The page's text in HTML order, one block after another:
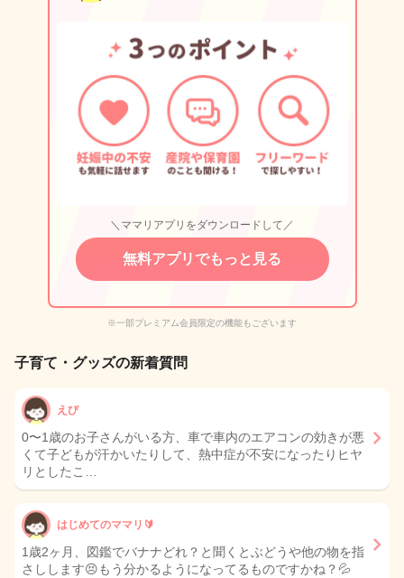
＼ママリアプリをダウンロードして／
無料アプリでもっと見る
※一部プレミアム会員限定の機能もございます
子育て・グッズの新着質問
えび
0〜1歳のお子さんがいる方、車で車内のエアコンの効きが悪
くて子どもが汗かいたりして、熱中症が不安になったりヒヤ
リとしたこ…
はじめてのママリ🔰
1歳2ヶ月、図鑑でバナナどれ？と聞くとぶどうや他の物を指
さしします😣もう分かるようになってるものですかね？💦